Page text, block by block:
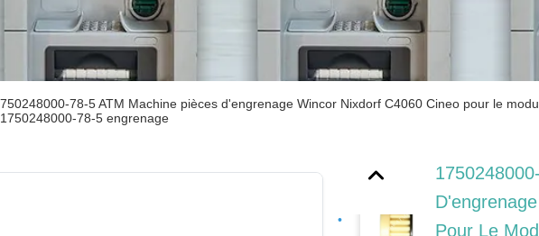
78-5 ATM Machine pièces d'engrenage Wincor Nixdorf C4060 Cineo pour le
78-5 engrenage
Pour Le